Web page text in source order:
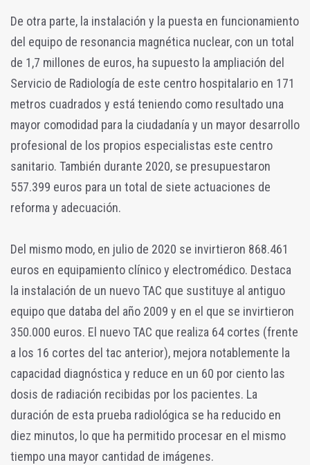
De otra parte, la instalación y la puesta en funcionamiento
del equipo de resonancia magnética nuclear, con un total
de 1,7 millones de euros, ha supuesto la ampliación del
Servicio de Radiología de este centro hospitalario en 171
metros cuadrados y está teniendo como resultado una
mayor comodidad para la ciudadanía y un mayor desarrollo
profesional de los propios especialistas este centro
sanitario. También durante 2020, se presupuestaron
557.399 euros para un total de siete actuaciones de
reforma y adecuación.
Del mismo modo, en julio de 2020 se invirtieron 868.461
euros en equipamiento clínico y electromédico. Destaca
la instalación de un nuevo TAC que sustituye al antiguo
equipo que databa del año 2009 y en el que se invirtieron
350.000 euros. El nuevo TAC que realiza 64 cortes (frente
a los 16 cortes del tac anterior), mejora notablemente la
capacidad diagnóstica y reduce en un 60 por ciento las
dosis de radiación recibidas por los pacientes. La
duración de esta prueba radiológica se ha reducido en
diez minutos, lo que ha permitido procesar en el mismo
tiempo una mayor cantidad de imágenes.